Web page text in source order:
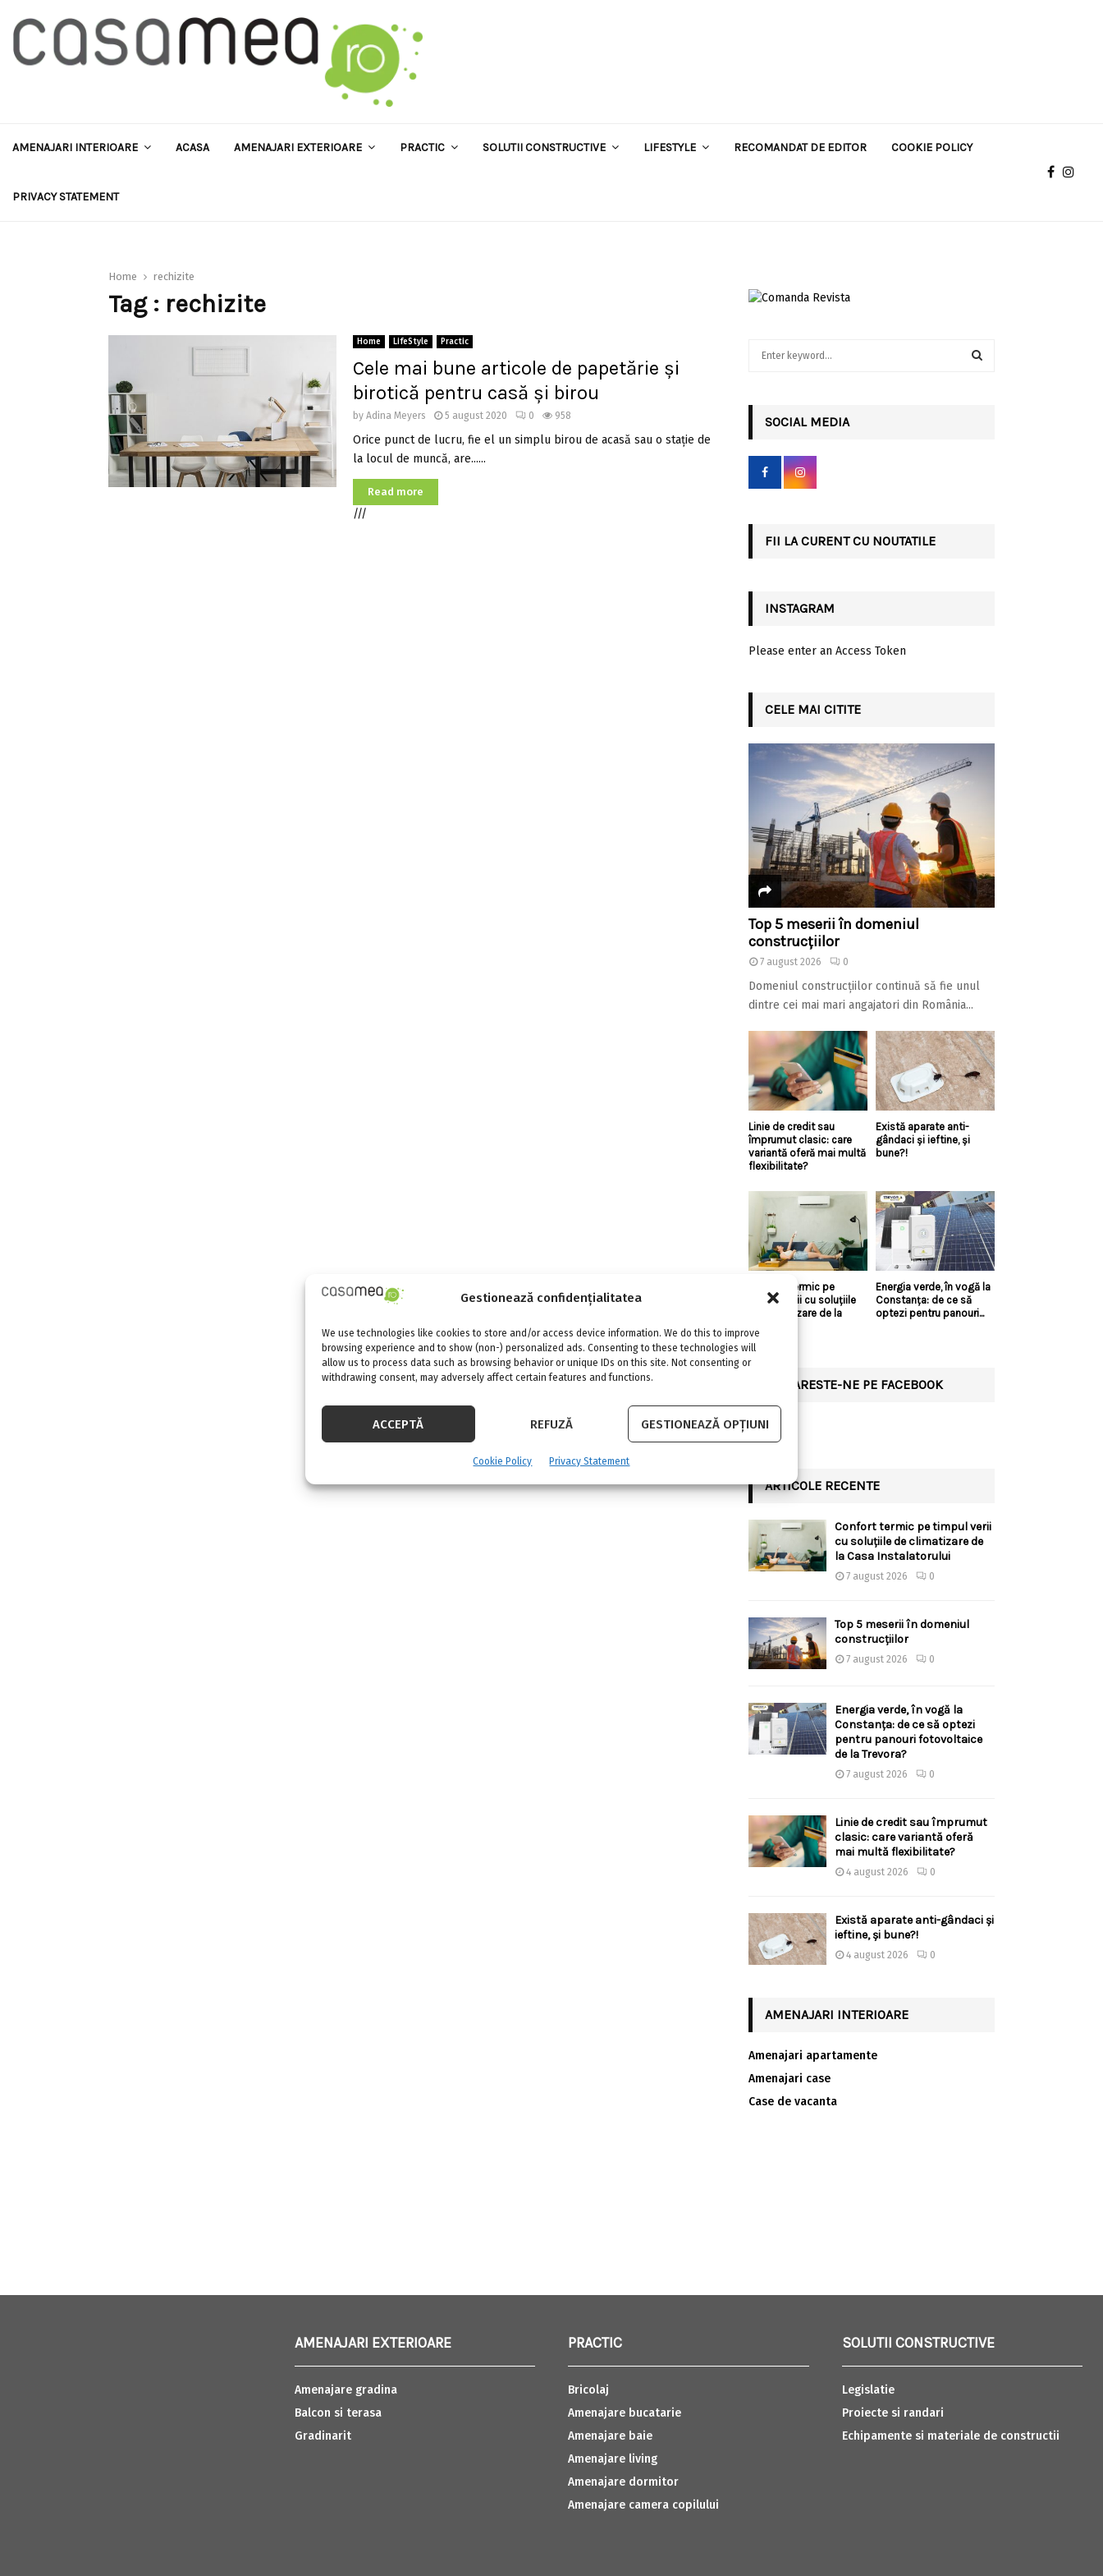
Gestionează confidențialitatea
We use technologies like cookies to store and/or access device information. We do this to improve
browsing experience and to show (non-) personalized ads. Consenting to these technologies will
allow us to process data such as browsing behavior or unique IDs on this site. Not consenting or
withdrawing consent, may adversely affect certain features and functions.
ACCEPTĂ REFUZĂ GESTIONEAZĂ OPȚIUNI
Cookie Policy Privacy Statement
AMENAJARI INTERIOARE ACASA AMENAJARI EXTERIOARE PRACTIC SOLUTII CONSTRUCTIVE LIFESTYLE RECOMANDAT DE EDITOR COOKIE POLICY
PRIVACY STATEMENT
Home rechizite
Tag : rechizite
Home LifeStyle Practic
Cele mai bune articole de papetărie și
birotică pentru casă și birou
by Adina Meyers 5 august 2020 0 958
Orice punct de lucru, fie el un simplu birou de acasă sau o stație de
la locul de muncă, are......
Read more
///
r
SOCIAL MEDIA
FII LA CURENT CU NOUTATILE
INSTAGRAM
Please enter an Access Token
CELE MAI CITITE
Top 5 meserii în domeniul
construcțiilor
7 august 2026 0
Domeniul construcțiilor continuă să fie unul
dintre cei mai mari angajatori din România...
Linie de credit sau
împrumut clasic: care
variantă oferă mai multă
flexibilitate?
Există aparate anti-
gândaci și ieftine, și
bune?!
Confort termic pe
timpul verii cu soluțiile
de climatizare de la
Energia verde, în vogă la
Constanța: de ce să
optezi pentru panouri...
URMARESTE-NE PE FACEBOOK
ARTICOLE RECENTE
Confort termic pe timpul verii
cu soluțiile de climatizare de
la Casa Instalatorului
7 august 2026 0
Top 5 meserii în domeniul
construcțiilor
7 august 2026 0
Energia verde, în vogă la
Constanța: de ce să optezi
pentru panouri fotovoltaice
de la Trevora?
7 august 2026 0
Linie de credit sau împrumut
clasic: care variantă oferă
mai multă flexibilitate?
4 august 2026 0
Există aparate anti-gândaci și
ieftine, și bune?!
4 august 2026 0
AMENAJARI INTERIOARE
Amenajari apartamente
Amenajari case
Case de vacanta
AMENAJARI EXTERIOARE
Amenajare gradina
Balcon si terasa
Gradinarit
PRACTIC
Bricolaj
Amenajare bucatarie
Amenajare baie
Amenajare living
Amenajare dormitor
Amenajare camera copilului
SOLUTII CONSTRUCTIVE
Legislatie
Proiecte si randari
Echipamente si materiale de constructii